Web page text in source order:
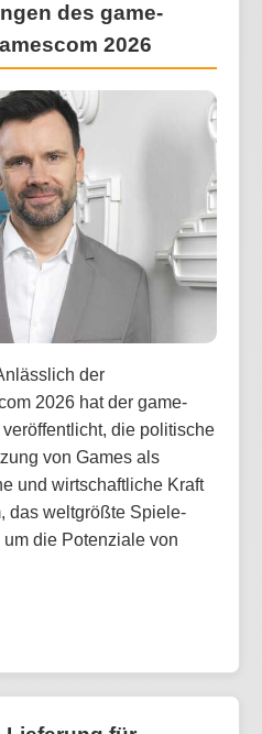
des game-
2026
der
2026 hat der game-
die politische
von Games als
und wirtschaftliche Kraft
das weltgrößte Spiele-
die Potenziale von